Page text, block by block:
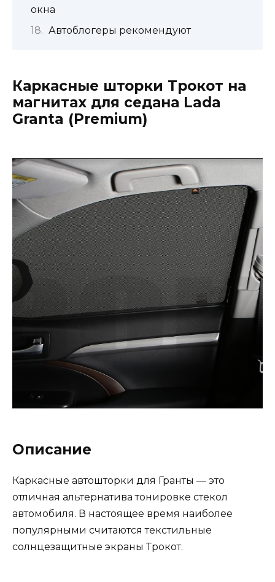
окна
Автоблогеры рекомендуют
Каркасные шторки Трокот на
магнитах для седана Lada
Granta (Premium)
Описание
Каркасные автошторки для Гранты — это
отличная альтернатива тонировке стекол
автомобиля. В настоящее время наиболее
популярными считаются текстильные
солнцезащитные экраны Трокот.